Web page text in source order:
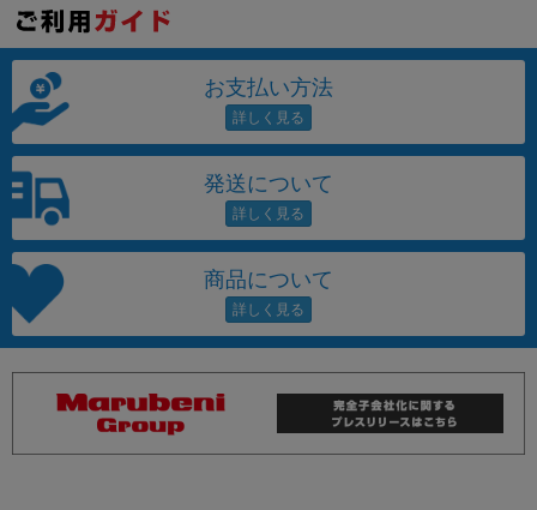
お支払い方法
発送について
商品について